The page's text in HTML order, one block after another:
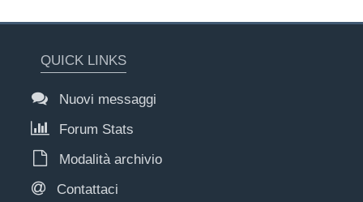
QUICK LINKS
Nuovi messaggi
Forum Stats
Modalità archivio
Contattaci